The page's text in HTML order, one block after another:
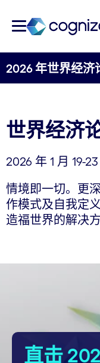
2026 年世界经济
世界经济
2026 年 1 月 19-
情境即一切。更
作模式及自我定
造福世界的解决方
直击